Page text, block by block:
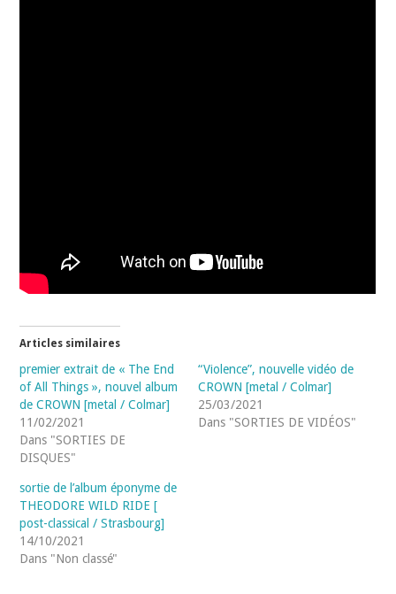
Articles similaires
premier extrait de « The End
of All Things », nouvel album
de CROWN [metal / Colmar]
11/02/2021
Dans "SORTIES DE
DISQUES"
“Violence”, nouvelle vidéo de
CROWN [metal / Colmar]
25/03/2021
Dans "SORTIES DE VIDÉOS"
sortie de l’album éponyme de
THEODORE WILD RIDE [
post-classical / Strasbourg]
14/10/2021
Dans "Non classé"